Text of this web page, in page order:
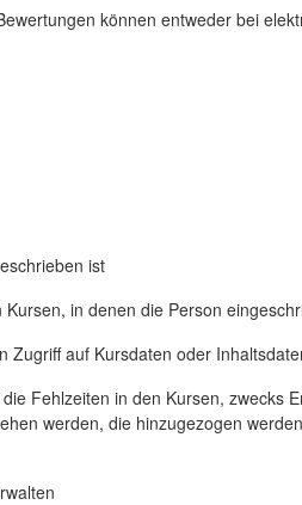
können entweder bei
ist
in denen die Person
Zugriff auf Kursdaten oder
Fehlzeiten in den Kursen, zwecks
werden, die hinzugezogen